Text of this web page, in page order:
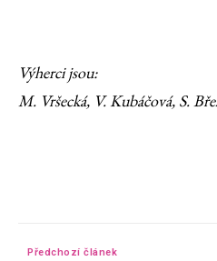
Výherci jsou:
M. Vršecká, V. Kubáčová, S.
Předchozí článek